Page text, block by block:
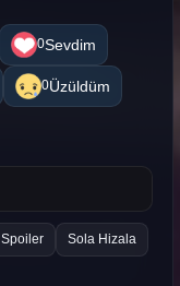
0Sevdim
0Üzüldüm
Spoiler Sola Hizala